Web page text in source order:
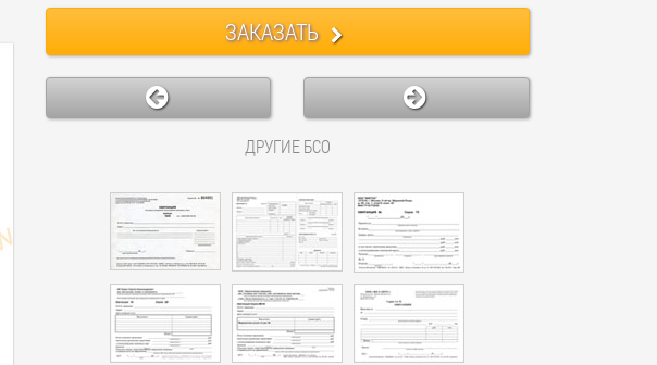
ЗАКАЗАТЬ
ДРУГИЕ БСО